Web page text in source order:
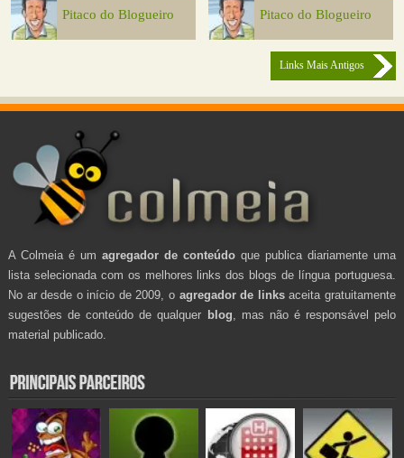
Pitaco do Blogueiro Pitaco do Blogueiro
Links Mais Antigos
A Colmeia é um agregador de conteúdo que publica diariamente uma
lista selecionada com os melhores links dos blogs de língua portuguesa.
No ar desde o início de 2009, o agregador de linksaceita gratuitamente
sugestões de conteúdo de qualquer blog , mas não é responsável pelo
material publicado.